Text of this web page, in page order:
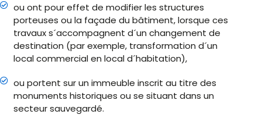
ou ont pour effet de modifier les structures
porteuses ou la façade du bâtiment, lorsque ces
travaux s´accompagnent d´un changement de
destination (par exemple, transformation d´un
local commercial en local d´habitation),
ou portent sur un immeuble inscrit au titre des
monuments historiques ou se situant dans un
secteur sauvegardé.